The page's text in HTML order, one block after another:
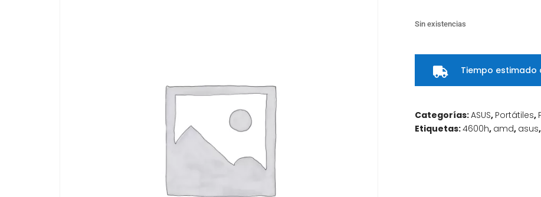
Sin existencias
 Tiempo estimado
Categorías:ASUS, Portátiles,
Etiquetas:4600h, amd, asus,